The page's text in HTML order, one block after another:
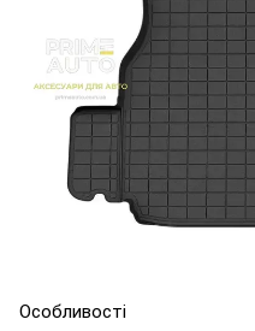
Особливості